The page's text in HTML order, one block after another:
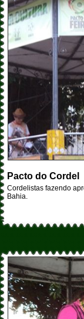
Pacto do Cordel
Cordelistas fazendo
Bahia.